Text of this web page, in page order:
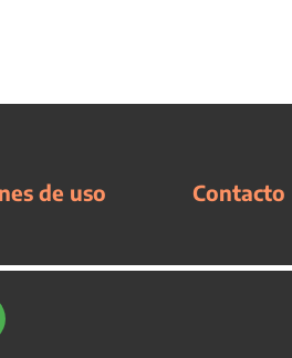
de uso Contacto